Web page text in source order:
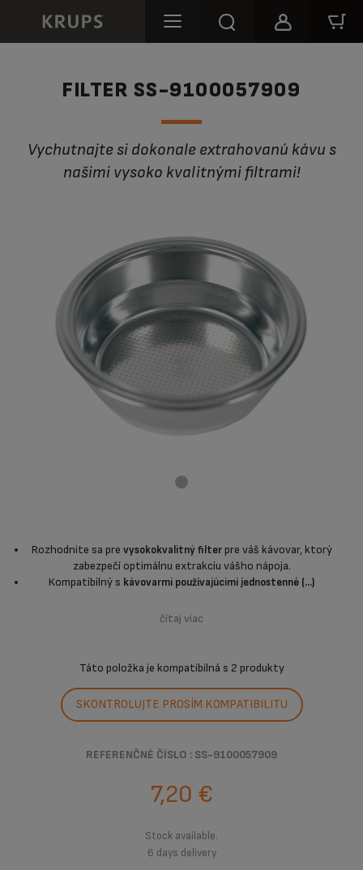
FILTER SS-9100057909
Vychutnajte si dokonale extrahovanú kávu s
našimi vysoko kvalitnými filtrami!
Rozhodnite sa pre vysokokvalitný filterpre váš kávovar, ktorý
zabezpečí optimálnu extrakciu vášho nápoja.
Kompatibilný s kávovarmi používajúcimi jednostenné (...)
čítaj viac
Táto položka je kompatibilná s 2 produkty
SKONTROLUJTE PROSÍM KOMPATIBILITU
REFERENČNÉ ČÍSLO : SS-9100057909
7,20 €
Stock available.
6 days delivery